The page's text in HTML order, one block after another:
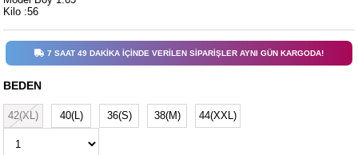
Kilo :56
7 SAAT 49 DAKİKA İÇİNDE VERİLEN SİPARİŞLER AYNI GÜN KARGODA!
BEDEN
42(XL) 40(L) 36(S) 38(M) 44(XXL)